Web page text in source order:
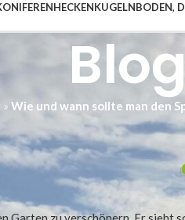
KUGELNBODEN,
Blog
» Wie und wann sollte man den
Am 03/02/2026